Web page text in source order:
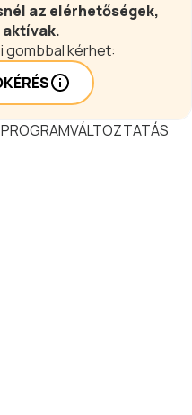
az elérhetőségek,
aktívak.
gombbal kérhet: